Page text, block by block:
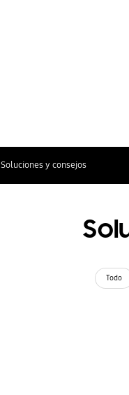
Soluciones y consejos
Todo